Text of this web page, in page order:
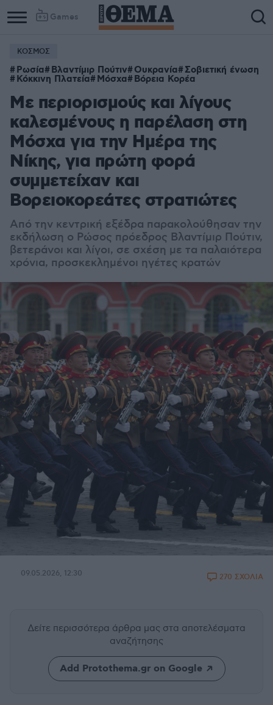
Games
ΚΟΣΜΟΣ
Ρωσία Βλαντίμιρ Πούτιν Ουκρανία Σοβιετική ένωση
Κόκκινη Πλατεία Μόσχα Βόρεια Κορέα
Με περιορισμούς και λίγους
καλεσμένους η παρέλαση στη
Μόσχα για την Ημέρα της
Νίκης, για πρώτη φορά
συμμετείχαν και
Βορειοκορεάτες στρατιώτες
Από την κεντρική εξέδρα παρακολούθησαν την
εκδήλωση ο Ρώσος πρόεδρος Βλαντίμιρ Πούτιν,
βετεράνοι και λίγοι, σε σχέση με τα παλαιότερα
χρόνια, προσκεκλημένοι ηγέτες κρατών
09.05.2026, 12:30 270 ΣΧΟΛΙΑ
Δείτε περισσότερα άρθρα μας στα αποτελέσματα
αναζήτησης
Add Protothema.gr on Google